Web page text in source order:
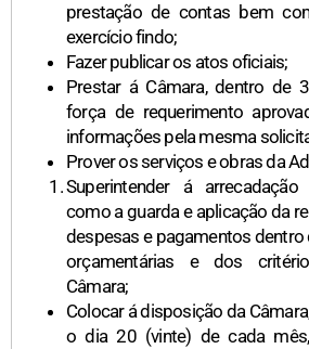
prestação de contas bem
exercício findo;
Fazer publicar os atos oficiais;
Prestar á Câmara, dentro de
força de requerimento
informações pela mesma
Prover os serviços e obras da
Superintender á
como a guarda e aplicação da
despesas e pagamentos
orçamentárias e dos
Câmara;
Colocar á disposição da
o dia 20 (vinte) de cada